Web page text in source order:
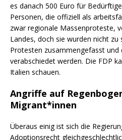
es danach 500 Euro für
Personen, die offiziell als
zwar regionale Massenproteste,
Landes, doch sie wurden nicht zu
Protesten zusammengefasst und
verabschiedet werden. Die FDP
Italien schauen.
Angriffe auf
Migrant*innen
Überaus einig ist sich die
Adoptionsrecht